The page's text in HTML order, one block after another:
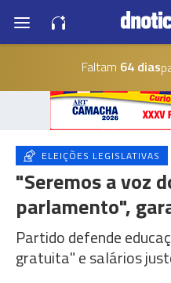
Faltam 64 dias
ELEIÇÕES LEGISLATIVAS
"Seremos a voz
parlamento",
Partido defende
gratuita" e salários